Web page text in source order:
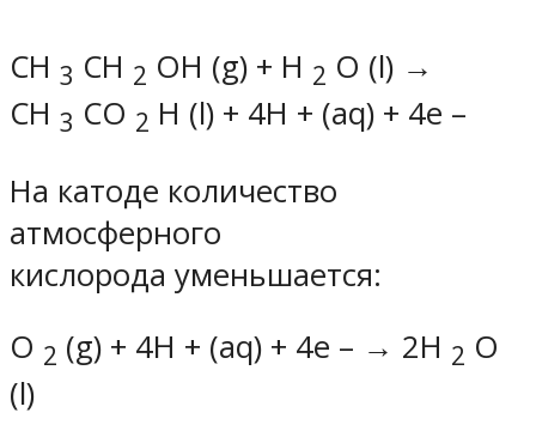
CH 3 CH 2 OH (g) + H 2 O (l) →
CH 3 CO 2 H (l) + 4H + (aq) + 4e –
На катоде количество
атмосферного
кислорода уменьшается:
O 2 (g) + 4H + (aq) + 4e – → 2H 2 O
(l)